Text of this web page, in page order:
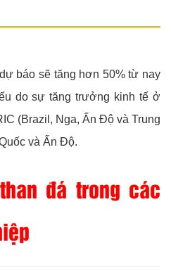
báo sẽ tăng hơn 50% từ nay
do sự tăng trưởng kinh tế ở
(Brazil, Nga, Ấn Độ và Trung
và Ấn Độ.
đá trong các